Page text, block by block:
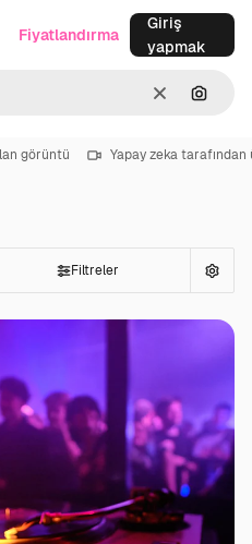
Temizlemek
Fiyatlandırma
Giriş
yapmak
görüntü Yapay zeka
Filtreler